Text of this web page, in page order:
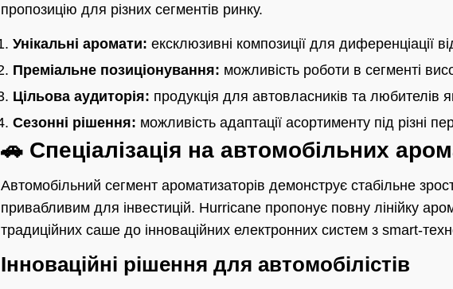
пропозицію для різних сегментів ринку.
Унікальні аромати: ексклюзивні композиції для диференціації
Преміальне позиціонування: можливість роботи в сегменті
Цільова аудиторія: продукція для автовласників та любителів
Сезонні рішення: можливість адаптації асортименту під різні
🚗 Спеціалізація на автомобільних
Автомобільний сегмент ароматизаторів демонструє стабільне
привабливим для інвестицій. Hurricane пропонує повну лінійку
традиційних саше до інноваційних електронних систем з smart-
Інноваційні рішення для автомобілістів